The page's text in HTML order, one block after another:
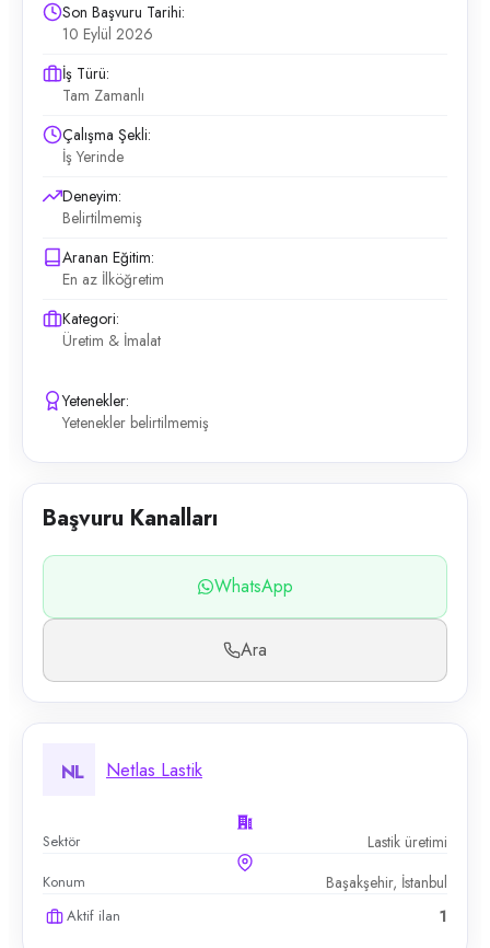
Son Başvuru Tarihi:
10 Eylül 2026
İş Türü:
Tam Zamanlı
Çalışma Şekli:
İş Yerinde
Deneyim:
Belirtilmemiş
Aranan Eğitim:
En az İlköğretim
Kategori:
Üretim & İmalat
Yetenekler:
Yetenekler belirtilmemiş
Başvuru Kanalları
WhatsApp
Ara
NL Netlas Lastik
Sektör Lastik üretimi
Konum Başakşehir, İstanbul
Aktif ilan 1